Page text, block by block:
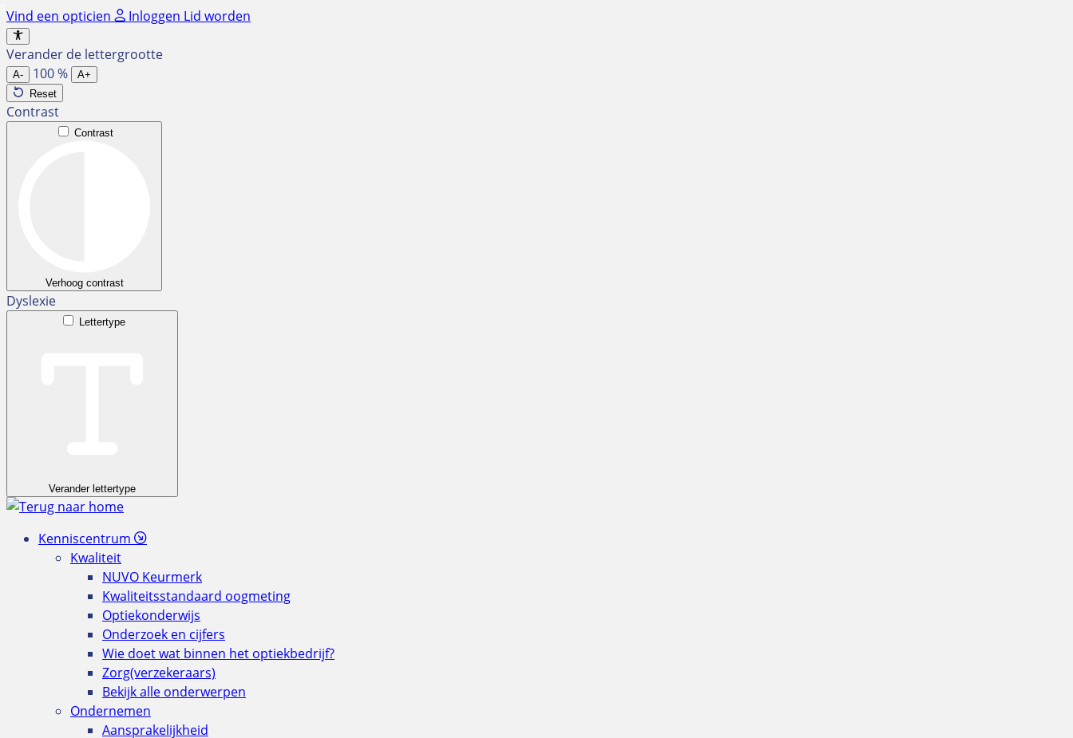
Ga
naar
de
inhoud
Vind een opticien Inloggen Lid worden
Verander de lettergrootte
A- 100%
A+
Reset
Contrast
Contrast
Verhoog contrast
Dyslexie
Lettertype
Verander lettertype
Kenniscentrum
Kwaliteit
NUVO Keurmerk
Kwaliteitsstandaard oogmeting
Optiekonderwijs
Onderzoek en cijfers
Wie doet wat binnen het optiekbedrijf?
Zorg(verzekeraars)
Bekijk alle onderwerpen
Ondernemen
Aansprakelijkheid